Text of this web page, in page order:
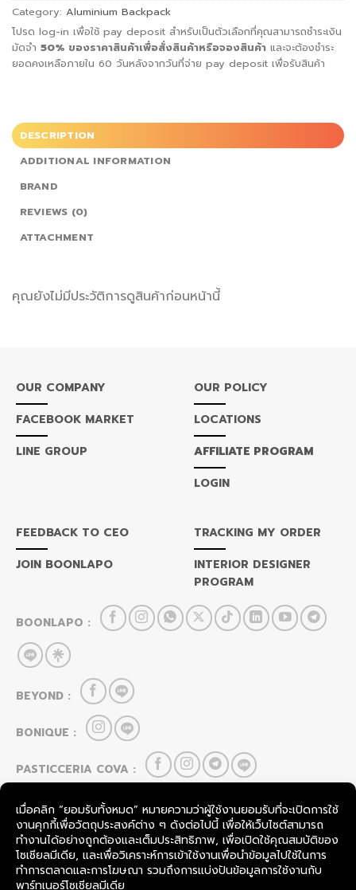
Category: Aluminium Backpack
โปรด log-in เพื่อใช้ pay deposit สำหรับเป็นตัวเลือกที่คุณสามารถชำระเงิน
มัดจำ 50% ของราคาสินค้าเพื่อสั่งสินค้าหรือจองสินค้า และจะต้องชำระ
ยอดคงเหลือภายใน 60 วันหลังจากวันที่จ่าย pay deposit เพื่อรับสินค้า
DESCRIPTION
ADDITIONAL INFORMATION
BRAND
REVIEWS (0)
ATTACHMENT
คุณยังไม่มีประวัติการดูสินค้าก่อนหน้านี้
OUR COMPANY
FACEBOOK MARKET
LINE GROUP
OUR POLICY
LOCATIONS
AFFILIATE PROGRAM
LOGIN
FEEDBACK TO CEO
JOIN BOONLAPO
TRACKING MY ORDER
INTERIOR DESIGNER
PROGRAM
BOONLAPO :
BEYOND :
BONIQUE :
PASTICCERIA COVA :
HOU CAI LEI :
FOOD & BEVERAGE
SevenRooms